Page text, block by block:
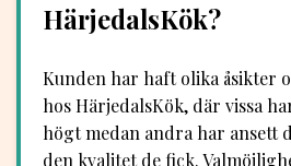
HärjedalsKök?
Kunden har haft olika åsikter
hos HärjedalsKök, där vissa
högt medan andra har ansett
den kvalitet de fick.